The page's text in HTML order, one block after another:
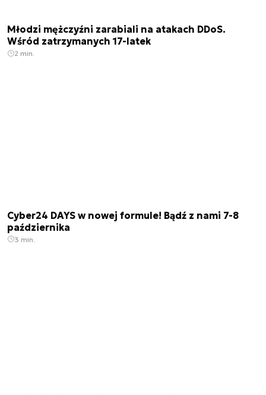
Młodzi mężczyźni zarabiali na atakach DDoS.
Wśród zatrzymanych 17-latek
2 min.
Cyber24 DAYS w nowej formule! Bądź z nami 7-8
października
3 min.